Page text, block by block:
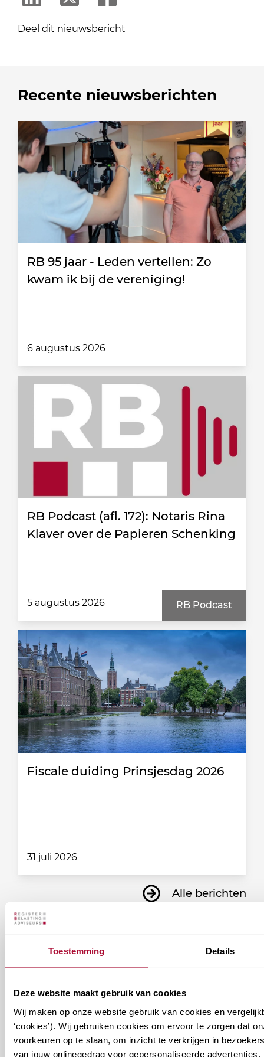
Toestemming Details
Deze website maakt gebruik van cookies
Wij maken op onze website gebruik van cookies en
‘cookies’). Wij gebruiken cookies om ervoor te zorgen dat
voorkeuren op te slaan, om inzicht te verkrijgen in
van jouw onlinegedrag voor gepersonaliseerde advertenties.
Deel dit nieuwsbericht
Recente nieuwsberichten
RB 95 jaar - Leden vertellen: Zo
kwam ik bij de vereniging!
6 augustus 2026
RB Podcast (afl. 172): Notaris Rina
Klaver over de Papieren Schenking
5 augustus 2026 RB Podcast
Fiscale duiding Prinsjesdag 2026
31 juli 2026
Alle berichten
Ontvang informatie over de
onderwijsaanbod?
Ontvang informatie m.b.t. de vereniging en/of
ons onderwijsaanbod? Schrijf je in! Ben je al lid